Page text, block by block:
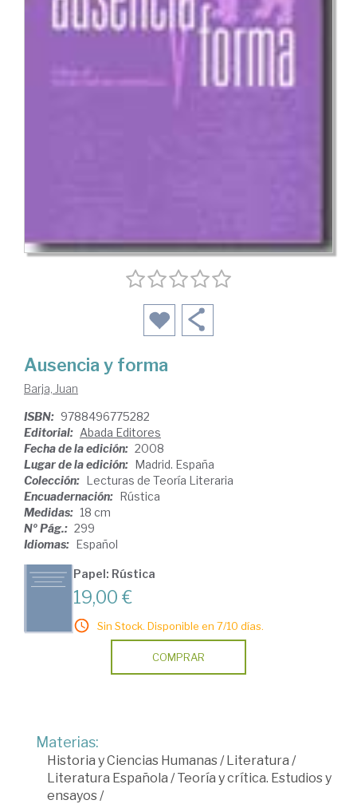
Ausencia y forma
Barja, Juan
ISBN: 9788496775282
Editorial: Abada Editores
Fecha de la edición: 2008
Lugar de la edición: Madrid. España
Colección: Lecturas de Teoría Literaria
Encuadernación: Rústica
Medidas: 18 cm
Nº Pág.: 299
Idiomas: Español
Papel: Rústica
19,00 €
Sin Stock. Disponible en 7/10 días.
COMPRAR
Materias:
Historia y Ciencias Humanas/Literatura /
Literatura Española /Teoría y crítica. Estudios y
ensayos/